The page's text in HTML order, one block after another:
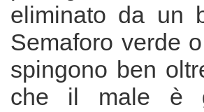
eliminato da un
Semaforo verde
spingono ben
che il male è